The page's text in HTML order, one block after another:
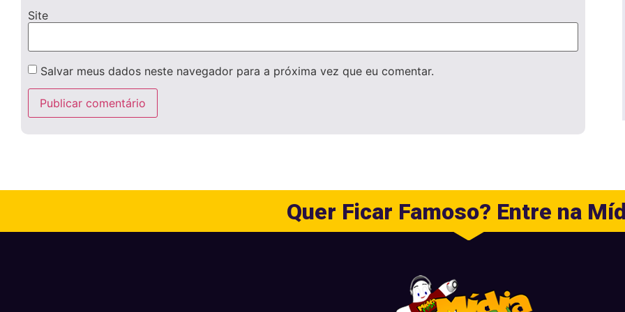
Site
Salvar meus dados neste navegador para a próxima vez que eu comentar.
Quer Ficar Famoso? Entre na